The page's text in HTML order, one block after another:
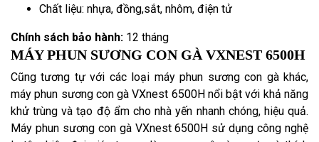
Chất liệu: nhựa, đồng,sắt, nhôm, điện tử
Chính sách bảo hành: 12 tháng
MÁY PHUN SƯƠNG CON GÀ VXNEST 6500H
Cũng tương tự với các loại máy phun sương con gà khác,
máy phun sương con gà VXnest 6500H nổi bật với khả năng
khử trùng và tạo độ ẩm cho nhà yến nhanh chóng, hiệu quả.
Máy phun sương con gà VXnest 6500H sử dụng công nghệ